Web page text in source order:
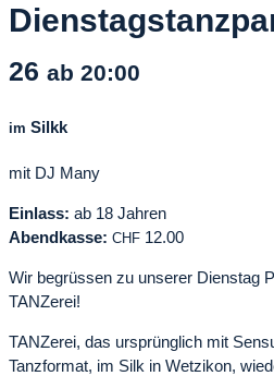
26 ab 20:00
im Silkk
mit DJ Many
Einlass: ab 18 Jahren
Abendkasse: CHF 12.00
Wir begrüssen zu unserer Dienstag
TANZerei!
TANZerei, das ursprünglich mit
Tanzformat, im Silk in Wetzikon,